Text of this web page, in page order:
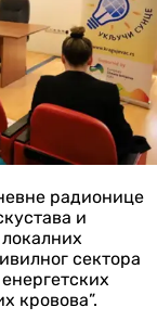
радионице
и
сектора
кровова”.